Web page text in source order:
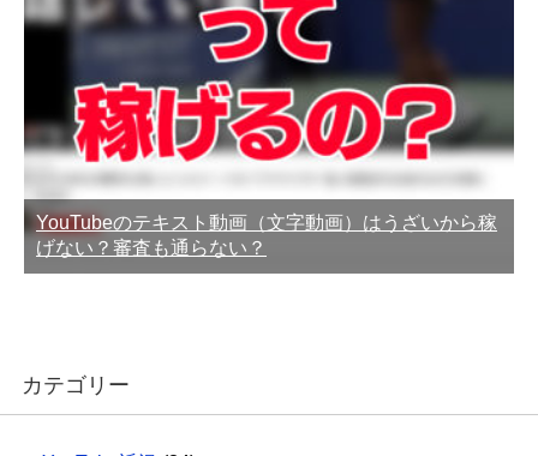
YouTubeのテキスト動画（文字動画）はうざいから稼
げない？審査も通らない？
カテゴリー